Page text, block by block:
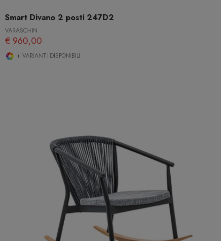
Smart Divano 2 posti 247D2
VARASCHIN
€ 960,00
+ VARIANTI DISPONIBILI